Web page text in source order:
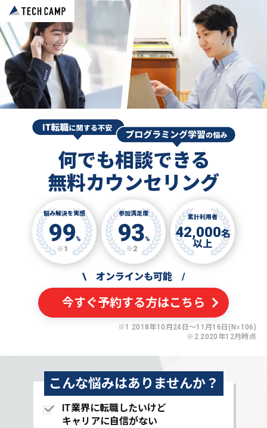
何でも相談できる
無料カウンセリング
悩み解決を実感
99%
※1
参加満足度
93%
※2
累計利用者
42,000名
以上
\ オンラインも可能 /
今すぐ予約する方はこちら
※1 2018年10月24日〜11月16日(N=106)
※2 2020年12月時点
こんな悩みはありませんか？
IT業界に転職したいけど
キャリアに自信がない